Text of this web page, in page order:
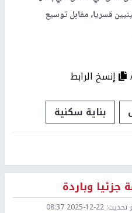
قسريا، مقابل توسيع
إنسخ الرابط
بناية سكنية
وباردة
تحديث: 2025-12-22 08:37